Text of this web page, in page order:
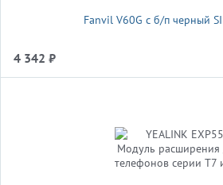
Fanvil V60G c б/п черный
4 342 ₽